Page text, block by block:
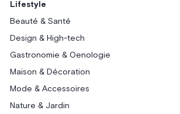
Lifestyle
Beauté & Santé
Design & High-tech
Gastronomie & Oenologie
Maison & Décoration
Mode & Accessoires
Nature & Jardin